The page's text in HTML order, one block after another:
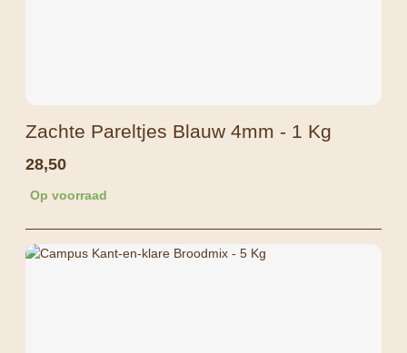
Zachte Pareltjes Blauw 4mm - 1 Kg
28,50
Op voorraad